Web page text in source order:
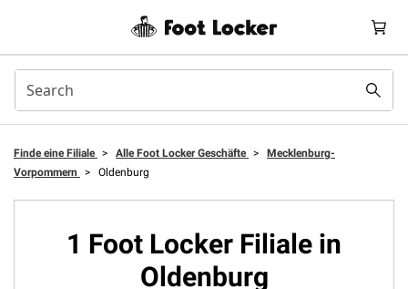
Finde eine Filiale > Alle Foot Locker Geschäfte >
Mecklenburg-
Vorpommern
> Oldenburg
1 Foot Locker Filiale in
Oldenburg